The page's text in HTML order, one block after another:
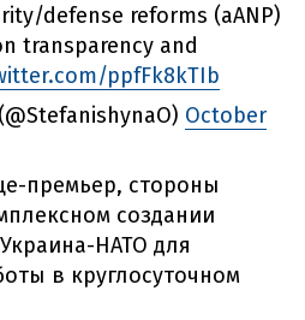
defense reforms (aANP)
transparency and
ppfFk8kTIb
October
премьер, стороны
создании
НАТО для
в круглосуточном